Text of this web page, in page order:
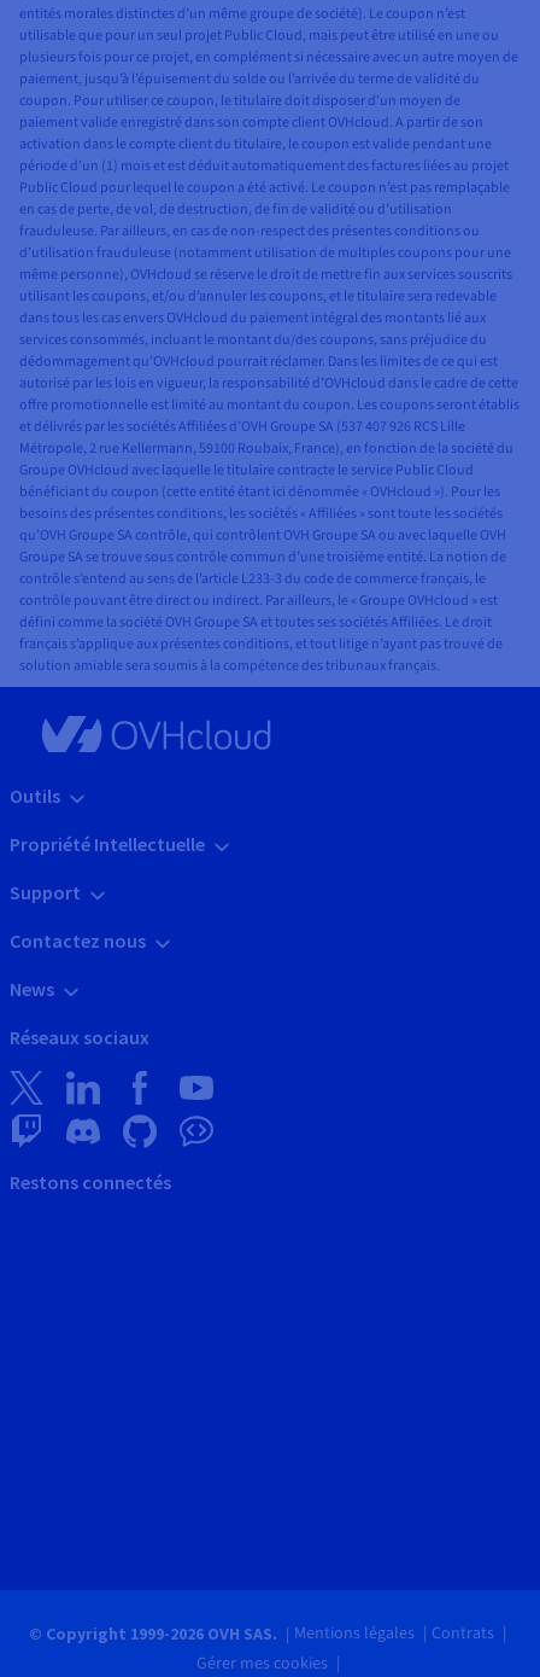
entités morales distinctes d’un même groupe de société). Le coupon n’est
utilisable que pour un seul projet Public Cloud, mais peut être utilisé en une ou
plusieurs fois pour ce projet, en complément si nécessaire avec un autre moyen de
paiement, jusqu’à l’épuisement du solde ou l’arrivée du terme de validité du
coupon. Pour utiliser ce coupon, le titulaire doit disposer d’un moyen de
paiement valide enregistré dans son compte client OVHcloud. A partir de son
activation dans le compte client du titulaire, le coupon est valide pendant une
période d’un (1) mois et est déduit automatiquement des factures liées au projet
Public Cloud pour lequel le coupon a été activé. Le coupon n’est pas remplaçable
en cas de perte, de vol, de destruction, de fin de validité ou d’utilisation
frauduleuse. Par ailleurs, en cas de non-respect des présentes conditions ou
d’utilisation frauduleuse (notamment utilisation de multiples coupons pour une
même personne), OVHcloud se réserve le droit de mettre fin aux services souscrits
utilisant les coupons, et/ou d’annuler les coupons, et le titulaire sera redevable
dans tous les cas envers OVHcloud du paiement intégral des montants lié aux
services consommés, incluant le montant du/des coupons, sans préjudice du
dédommagement qu’OVHcloud pourrait réclamer. Dans les limites de ce qui est
autorisé par les lois en vigueur, la responsabilité d’OVHcloud dans le cadre de cette
offre promotionnelle est limité au montant du coupon. Les coupons seront établis
et délivrés par les sociétés Affiliées d’OVH Groupe SA (537 407 926 RCS Lille
Métropole, 2 rue Kellermann, 59100 Roubaix, France), en fonction de la société du
Groupe OVHcloud avec laquelle le titulaire contracte le service Public Cloud
bénéficiant du coupon (cette entité étant ici dénommée « OVHcloud »). Pour les
besoins des présentes conditions, les sociétés « Affiliées » sont toute les sociétés
qu’OVH Groupe SA contrôle, qui contrôlent OVH Groupe SA ou avec laquelle OVH
Groupe SA se trouve sous contrôle commun d’une troisième entité. La notion de
contrôle s’entend au sens de l’article L233-3 du code de commerce français, le
contrôle pouvant être direct ou indirect. Par ailleurs, le « Groupe OVHcloud » est
défini comme la société OVH Groupe SA et toutes ses sociétés Affiliées. Le droit
français s’applique aux présentes conditions, et tout litige n’ayant pas trouvé de
solution amiable sera soumis à la compétence des tribunaux français.
Outils
Propriété Intellectuelle
Support
Contactez nous
News
Réseaux sociaux
Restons connectés
© Copyright 1999-2026 OVH SAS. Mentions légales
Contrats
Gérer mes cookies